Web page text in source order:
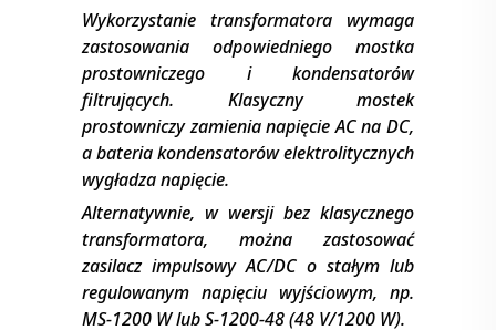
Wykorzystanie transformatora wymaga
zastosowania odpowiedniego mostka
prostowniczego i kondensatorów
filtrujących. Klasyczny mostek
prostowniczy zamienia napięcie AC na DC,
a bateria kondensatorów elektrolitycznych
wygładza napięcie.
Alternatywnie, w wersji bez klasycznego
transformatora, można zastosować
zasilacz impulsowy AC/DC o stałym lub
regulowanym napięciu wyjściowym, np.
MS-1200 W lub S-1200-48 (48 V/1200 W).